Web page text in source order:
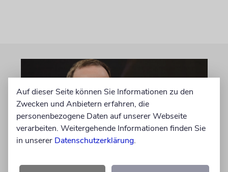
MEINUNG
Auf dieser Seite können Sie Informationen zu den
Zwecken und Anbietern erfahren, die
personenbezogene Daten auf unserer Webseite
verarbeiten. Weitergehende Informationen finden Sie
in unserer Datenschutzerklärung.